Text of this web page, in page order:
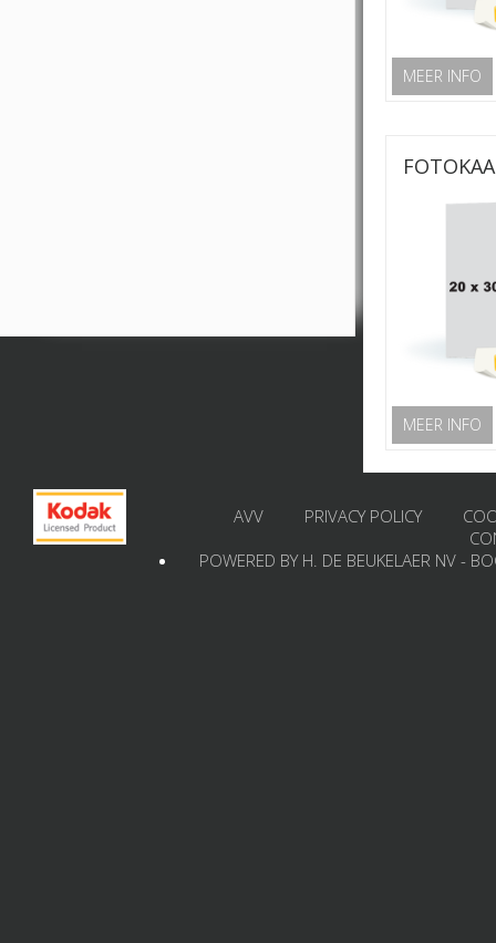
MEER INFO
MEER INFO
AVV PRIVACY POLICY
POWERED BY H. DE BEUKELAER NV -